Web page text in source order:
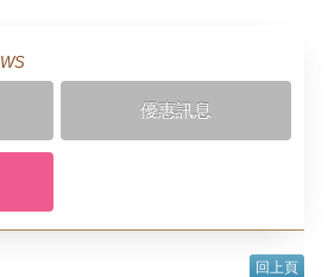
優惠訊息
回上頁